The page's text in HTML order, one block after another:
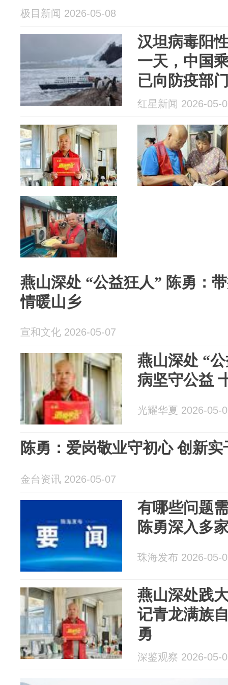
极目新闻 2026-05-08
汉坦病毒阳
一天，中国
已向防疫部
离
红星新闻 2026-05-
燕山深处 “公益狂人” 陈勇：
情暖山乡
宣和文化 2026-05-07
燕山深处 “
病坚守公益
光耀华夏 2026-05-
陈勇：爱岗敬业守初心 创新实
金台资讯 2026-05-07
有哪些问题
陈勇深入多
珠海发布 2026-05-
燕山深处践
记青龙满族
勇
深鉴观察 2026-05-